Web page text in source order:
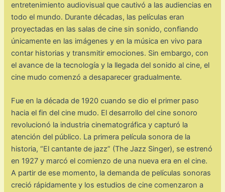
entretenimiento audiovisual que cautivó a las audiencias en
todo el mundo. Durante décadas, las películas eran
proyectadas en las salas de cine sin sonido, confiando
únicamente en las imágenes y en la música en vivo para
contar historias y transmitir emociones. Sin embargo, con
el avance de la tecnología y la llegada del sonido al cine, el
cine mudo comenzó a desaparecer gradualmente.
Fue en la década de 1920 cuando se dio el primer paso
hacia el fin del cine mudo. El desarrollo del cine sonoro
revolucionó la industria cinematográfica y capturó la
atención del público. La primera película sonora de la
historia, “El cantante de jazz” (The Jazz Singer), se estrenó
en 1927 y marcó el comienzo de una nueva era en el cine.
A partir de ese momento, la demanda de películas sonoras
creció rápidamente y los estudios de cine comenzaron a